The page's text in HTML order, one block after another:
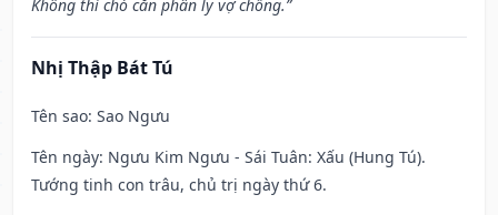
Không thì chó cắn phân ly vợ chồng.”
Nhị Thập Bát Tú
Tên sao: Sao Ngưu
Tên ngày: Ngưu Kim Ngưu - Sái Tuân: Xấu (Hung Tú).
Tướng tinh con trâu, chủ trị ngày thứ 6.